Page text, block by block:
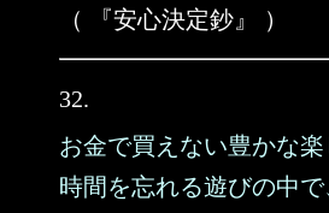
（ 『安心決定鈔』 ）
32.
お金で買えない豊かな楽
時間を忘れる遊びの中で